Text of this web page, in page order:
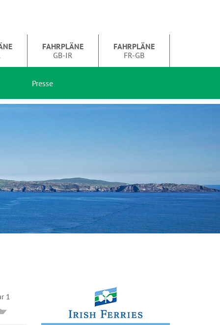
FAHRPLÄNE
GB-IR
FAHRPLÄNE
FR-GB
Presse
1